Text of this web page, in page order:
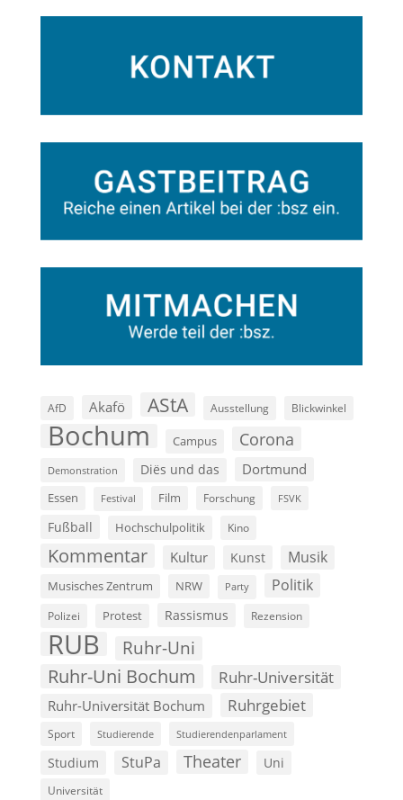
AfD Akafö AStA Ausstellung Blickwinkel
Bochum Campus Corona
Demonstration Diës und das Dortmund
Essen Festival Film Forschung FSVK
Fußball Hochschulpolitik Kino
Kommentar Kultur Kunst Musik
Musisches Zentrum NRW Party Politik
Polizei Protest Rassismus Rezension
RUB Ruhr-Uni
Ruhr-Uni Bochum Ruhr-Universität
Ruhr-Universität Bochum Ruhrgebiet
Sport Studierende Studierendenparlament
Studium StuPa Theater Uni
Universität